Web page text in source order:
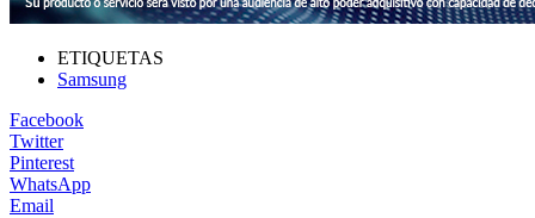
ETIQUETAS
Samsung
Facebook
Twitter
Pinterest
WhatsApp
Email